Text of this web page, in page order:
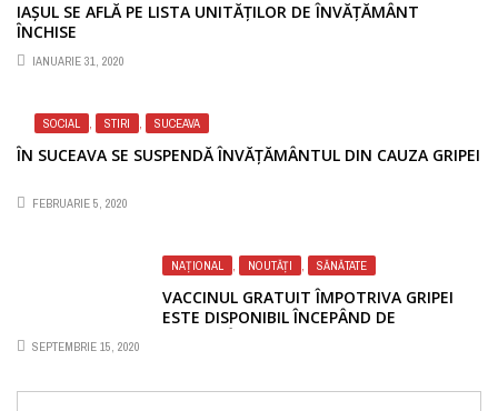
IAȘUL SE AFLĂ PE LISTA UNITĂȚILOR DE ÎNVĂȚĂMÂNT
ÎNCHISE
IANUARIE 31, 2020
SOCIAL STIRI SUCEAVA
ÎN SUCEAVA SE SUSPENDĂ ÎNVĂȚĂMÂNTUL DIN CAUZA GRIPEI
FEBRUARIE 5, 2020
NAȚIONAL , NOUTĂȚI , SĂNĂTATE
VACCINUL GRATUIT ÎMPOTRIVA GRIPEI
ESTE DISPONIBIL ÎNCEPÂND DE
SEPTEMBRIE 15, 2020